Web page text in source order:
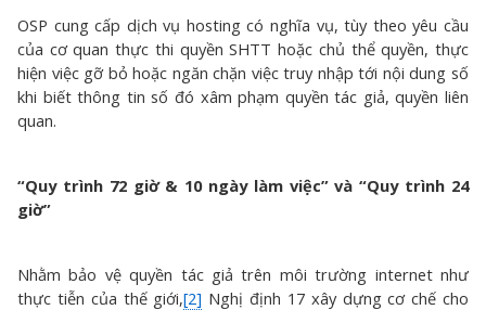
OSP cung cấp dịch vụ hosting có nghĩa vụ, tùy theo yêu cầu
của cơ quan thực thi quyền SHTT hoặc chủ thể quyền, thực
hiện việc gỡ bỏ hoặc ngăn chặn việc truy nhập tới nội dung số
khi biết thông tin số đó xâm phạm quyền tác giả, quyền liên
quan.
“Quy trình 72 giờ & 10 ngày làm việc” và “Quy trình 24
giờ”
Nhằm bảo vệ quyền tác giả trên môi trường internet như
thực tiễn của thế giới,[2] Nghị định 17 xây dựng cơ chế cho